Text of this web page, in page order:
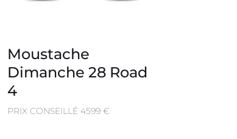
Moustache
Dimanche 28 Road
4
PRIX CONSEILLÉ 4599 €